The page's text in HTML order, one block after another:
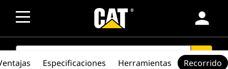
person
SEARCH search
Especificaciones Herramientas Recorrido